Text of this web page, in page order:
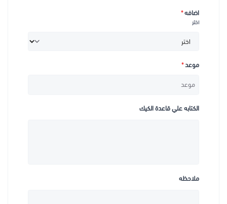
اضافه*
اختر
موعد*
الكتابه علي قاعدة الكيك
ملاحظه